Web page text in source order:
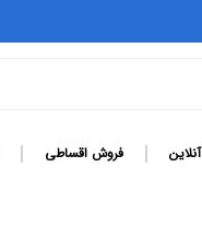
فروش اقساطی